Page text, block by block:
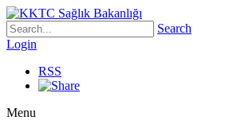
Search
Login
RSS
Menu